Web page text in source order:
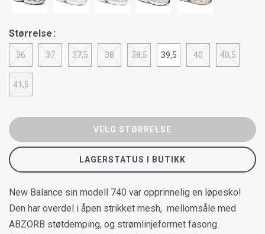
Størrelse
36 37 37,5 38 38,5 39,5 40 40,5
41,5
VELG STØRRELSE
LAGERSTATUS I BUTIKK
New Balance sin modell 740 var opprinnelig en løpesko!
Den har overdel i åpen strikket mesh, mellomsåle med
ABZORB støtdemping, og strømlinjeformet fasong.